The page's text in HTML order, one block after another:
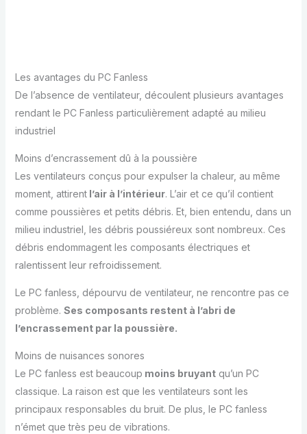
Les avantages du PC Fanless
De l’absence de ventilateur, découlent plusieurs avantages
rendant le PC Fanless particulièrement adapté au milieu
industriel
Moins d’encrassement dû à la poussière
Les ventilateurs conçus pour expulser la chaleur, au même
moment, attirentl’air à l’intérieur. L’air et ce qu’il contient
comme poussières et petits débris. Et, bien entendu, dans un
milieu industriel, les débris poussiéreux sont nombreux. Ces
débris endommagent les composants électriques et
ralentissent leur refroidissement.
Le PC fanless, dépourvu de ventilateur, ne rencontre pas ce
problème. Ses composants restent à l’abri de
l’encrassement par la poussière.
Moins de nuisances sonores
Le PC fanless est beaucoup moins bruyantqu’un PC
classique. La raison est que les ventilateurs sont les
principaux responsables du bruit. De plus, le PC fanless
n’émet que très peu de vibrations.